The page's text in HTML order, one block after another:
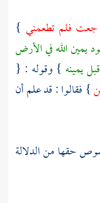
فلم تطعمني }
يمين الله في الأرض
يمينه } وقوله : {
} فقالوا : قد علم أن
حقها من الدلالة